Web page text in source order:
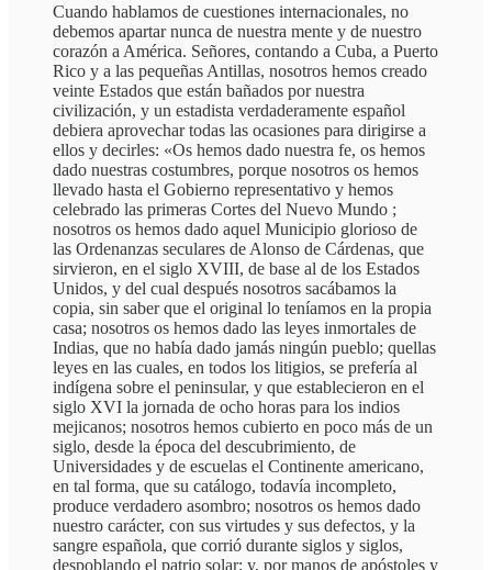
Cuando hablamos de cuestiones internacionales, no
debemos apartar nunca de nuestra mente y de nuestro
corazón a América. Señores, contando a Cuba, a Puerto
Rico y a las pequeñas Antillas, nosotros hemos creado
veinte Estados que están bañados por nuestra
civilización, y un estadista verdaderamente español
debiera aprovechar todas las ocasiones para dirigirse a
ellos y decirles: «Os hemos dado nuestra fe, os hemos
dado nuestras costumbres, porque nosotros os hemos
llevado hasta el Gobierno representativo y hemos
celebrado las primeras Cortes del Nuevo Mundo ;
nosotros os hemos dado aquel Municipio glorioso de
las Ordenanzas seculares de Alonso de Cárdenas, que
sirvieron, en el siglo XVIII, de base al de los Estados
Unidos, y del cual después nosotros sacábamos la
copia, sin saber que el original lo teníamos en la propia
casa; nosotros os hemos dado las leyes inmortales de
Indias, que no había dado jamás ningún pueblo; quellas
leyes en las cuales, en todos los litigios, se prefería al
indígena sobre el peninsular, y que establecieron en el
siglo XVI la jornada de ocho horas para los indios
mejicanos; nosotros hemos cubierto en poco más de un
siglo, desde la época del descubrimiento, de
Universidades y de escuelas el Continente americano,
en tal forma, que su catálogo, todavía incompleto,
produce verdadero asombro; nosotros os hemos dado
nuestro carácter, con sus virtudes y sus defectos, y la
sangre española, que corrió durante siglos y siglos,
despoblando el patrio solar; y, por manos de apóstoles y